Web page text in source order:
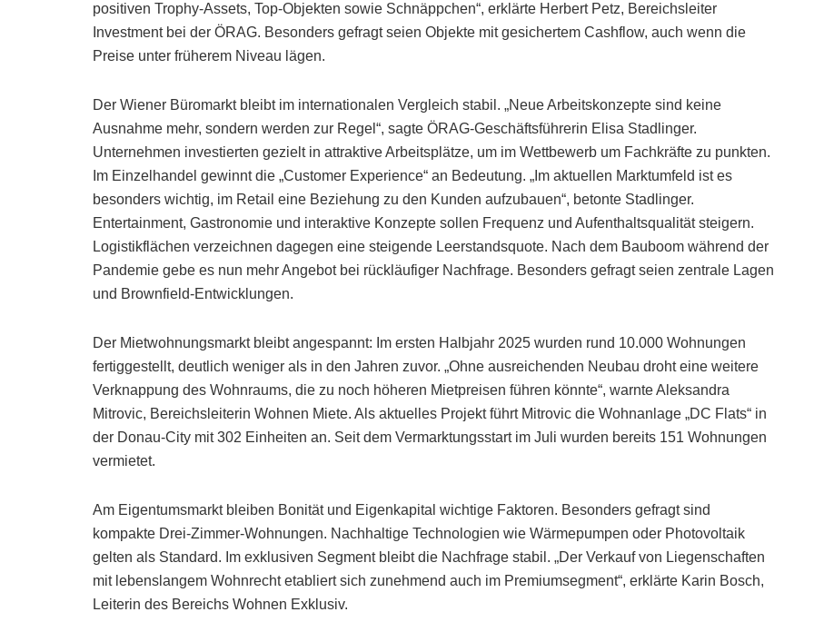
positiven Trophy-Assets, Top-Objekten sowie Schnäppchen“, erklärte Herbert Petz, Bereichsleiter
Investment bei der ÖRAG. Besonders gefragt seien Objekte mit gesichertem Cashflow, auch wenn die
Preise unter früherem Niveau lägen.
Der Wiener Büromarkt bleibt im internationalen Vergleich stabil. „Neue Arbeitskonzepte sind keine
Ausnahme mehr, sondern werden zur Regel“, sagte ÖRAG-Geschäftsführerin Elisa Stadlinger.
Unternehmen investierten gezielt in attraktive Arbeitsplätze, um im Wettbewerb um Fachkräfte zu punkten.
Im Einzelhandel gewinnt die „Customer Experience“ an Bedeutung. „Im aktuellen Marktumfeld ist es
besonders wichtig, im Retail eine Beziehung zu den Kunden aufzubauen“, betonte Stadlinger.
Entertainment, Gastronomie und interaktive Konzepte sollen Frequenz und Aufenthaltsqualität steigern.
Logistikflächen verzeichnen dagegen eine steigende Leerstandsquote. Nach dem Bauboom während der
Pandemie gebe es nun mehr Angebot bei rückläufiger Nachfrage. Besonders gefragt seien zentrale Lagen
und Brownfield-Entwicklungen.
Der Mietwohnungsmarkt bleibt angespannt: Im ersten Halbjahr 2025 wurden rund 10.000 Wohnungen
fertiggestellt, deutlich weniger als in den Jahren zuvor. „Ohne ausreichenden Neubau droht eine weitere
Verknappung des Wohnraums, die zu noch höheren Mietpreisen führen könnte“, warnte Aleksandra
Mitrovic, Bereichsleiterin Wohnen Miete. Als aktuelles Projekt führt Mitrovic die Wohnanlage „DC Flats“ in
der Donau-City mit 302 Einheiten an. Seit dem Vermarktungsstart im Juli wurden bereits 151 Wohnungen
vermietet.
Am Eigentumsmarkt bleiben Bonität und Eigenkapital wichtige Faktoren. Besonders gefragt sind
kompakte Drei-Zimmer-Wohnungen. Nachhaltige Technologien wie Wärmepumpen oder Photovoltaik
gelten als Standard. Im exklusiven Segment bleibt die Nachfrage stabil. „Der Verkauf von Liegenschaften
mit lebenslangem Wohnrecht etabliert sich zunehmend auch im Premiumsegment“, erklärte Karin Bosch,
Leiterin des Bereichs Wohnen Exklusiv.